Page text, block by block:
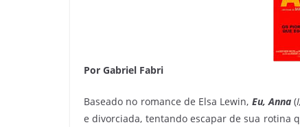
Por Gabriel Fabri
Baseado no romance de Elsa Lewin, Eu, Anna(
e divorciada, tentando escapar de sua rotina